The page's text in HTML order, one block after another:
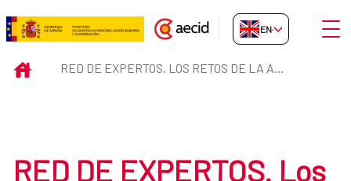
Skip to Main Content
RED DE EXPERTOS. Los retos
EN-GB
INICIO RED DE EXPERTOS. LOS RETOS DE LA ACCIÓN HUMANITARIA
RED DE EXPERTOS. Los